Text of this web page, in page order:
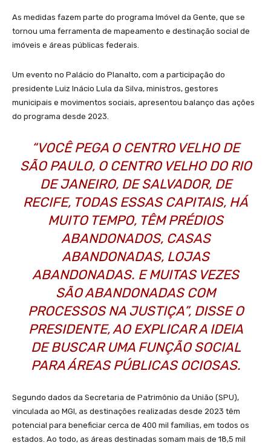
As medidas fazem parte do programa Imóvel da Gente, que se
tornou uma ferramenta de mapeamento e destinação social de
imóveis e áreas públicas federais.
Um evento no Palácio do Planalto, com a participação do
presidente Luiz Inácio Lula da Silva, ministros, gestores
municipais e movimentos sociais, apresentou balanço das ações
do programa desde 2023.
“VOCÊ PEGA O CENTRO VELHO DE
SÃO PAULO, O CENTRO VELHO DO RIO
DE JANEIRO, DE SALVADOR, DE
RECIFE, TODAS ESSAS CAPITAIS, HÁ
MUITO TEMPO, TÊM PRÉDIOS
ABANDONADOS, CASAS
ABANDONADAS, LOJAS
ABANDONADAS. E MUITAS VEZES
SÃO ABANDONADAS COM
PROCESSOS NA JUSTIÇA”, DISSE O
PRESIDENTE, AO EXPLICAR A IDEIA
DE BUSCAR UMA FUNÇÃO SOCIAL
PARA ÁREAS PÚBLICAS OCIOSAS.
Segundo dados da Secretaria de Patrimônio da União (SPU),
vinculada ao MGI, as destinações realizadas desde 2023 têm
potencial para beneficiar cerca de 400 mil famílias, em todos os
estados. Ao todo, as áreas destinadas somam mais de 18,5 mil